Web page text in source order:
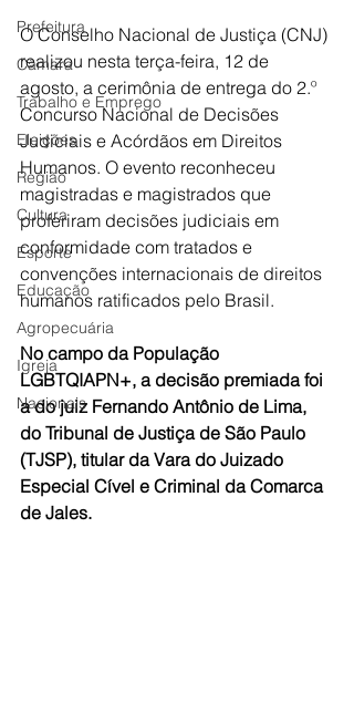
Prefeitura
Câmara
Trabalho e Emprego
Eleições
Região
Cultura
Esporte
Educação
Agropecuária
Igreja
Nacionais
O Conselho Nacional de Justiça (CNJ)
realizou nesta terça-feira, 12 de
agosto, a cerimônia de entrega do 2.º
Concurso Nacional de Decisões
Judiciais e Acórdãos em Direitos
Humanos. O evento reconheceu
magistradas e magistrados que
proferiram decisões judiciais em
conformidade com tratados e
convenções internacionais de direitos
humanos ratificados pelo Brasil.
No campo da População
LGBTQIAPN+, a decisão premiada foi
a do juiz Fernando Antônio de Lima,
do Tribunal de Justiça de São Paulo
(TJSP), titular da Vara do Juizado
Especial Cível e Criminal da Comarca
de Jales.